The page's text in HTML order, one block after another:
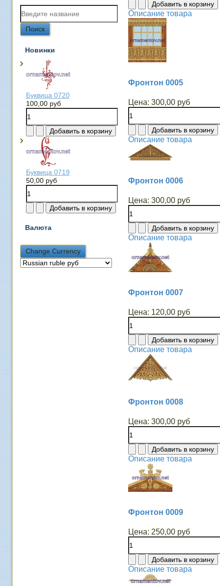
Новинки
Буквица 0720
100,00 руб
Буквица 0719
50,00 руб
Валюта
Описание товара
Фронтон 0005
Цена: 300,00 руб
Описание товара
Фронтон 0006
Цена: 300,00 руб
Описание товара
Фронтон 0007
Цена: 120,00 руб
Описание товара
Фронтон 0008
Цена: 300,00 руб
Описание товара
Фронтон 0009
Цена: 250,00 руб
Описание товара